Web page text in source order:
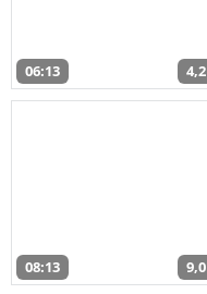
06:13
08:13